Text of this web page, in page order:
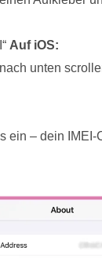
Auf iOS:
unten
ein – dein